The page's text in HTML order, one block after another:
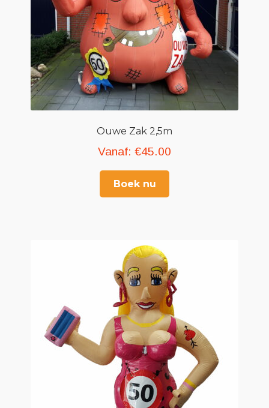
Ouwe Zak 2,5m
Vanaf: €45.00
Boek nu